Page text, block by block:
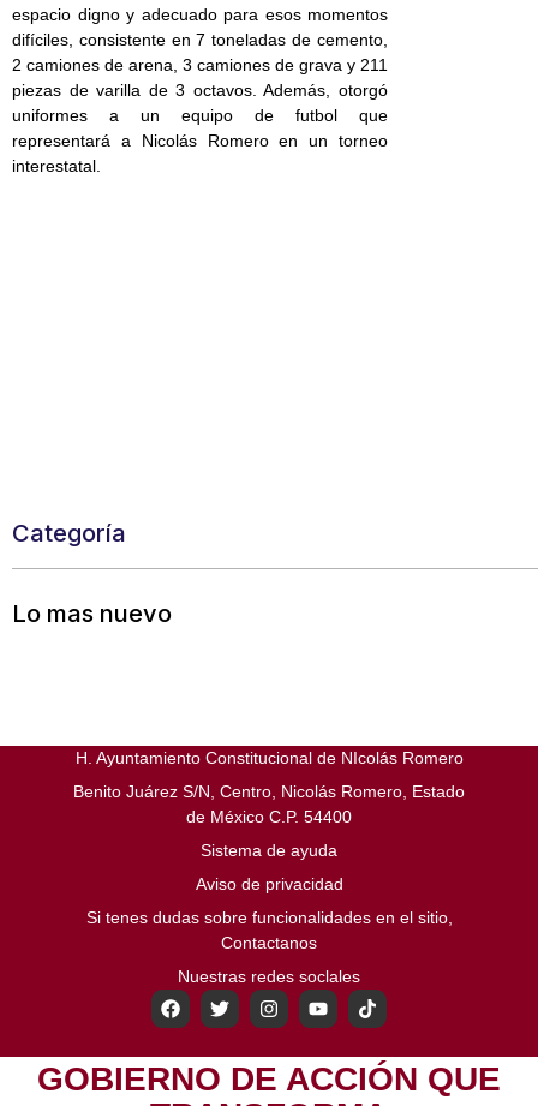
espacio digno y adecuado para esos momentos
difíciles, consistente en 7 toneladas de cemento,
2 camiones de arena, 3 camiones de grava y 211
piezas de varilla de 3 octavos. Además, otorgó
uniformes a un equipo de futbol que
representará a Nicolás Romero en un torneo
interestatal.
Categoría
Lo mas nuevo
H. Ayuntamiento Constitucional de NIcolás Romero
Benito Juárez S/N, Centro, Nicolás Romero, Estado
de México C.P. 54400
Sistema de ayuda
Aviso de privacidad
Si tenes dudas sobre funcionalidades en el sitio,
Contactanos
Nuestras redes soclales
GOBIERNO DE ACCIÓN QUE